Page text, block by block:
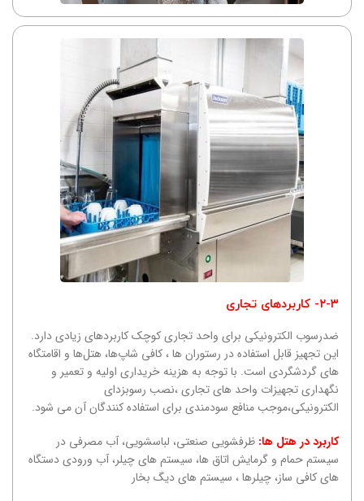
۲-۳- کاربردهای تجاری
ضدرسوب الکترونیکی برای واحد تجاری کوچک کاربردهای زیادی دارد.
این تجهیز قابل استفاده در رستوران ها ، کافی شاپ‌ها، هتل‌ها و اقامتگاه
های گردشگردی است. با توجه به هزینه خریداری اولیه و تعمیر و
نگهداری تجهیزات واحد های تجاری ،‌نصب رسوبزدای
الکترونیکی،‌موجب منافع سودمندی برای استفاده کنندگان آن می شود.
کاربرد در هتل ها: ظرفشویی صنعتی، لباسشویی، آب مصرفی در
سیستم حمام و گرمایش اتاق ها، سیستم های چیلر، آب ورودی دستگاه
های کافی ساز،‌ چیلرها ، سیستم های دیگ بخار